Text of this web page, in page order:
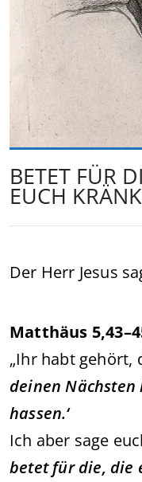
BETET FÜR
EUCH
Der Herr Jesus
Matthäus
„Ihr habt gehört,
deinen
hassen.‘
Ich aber sage
betet für die, die